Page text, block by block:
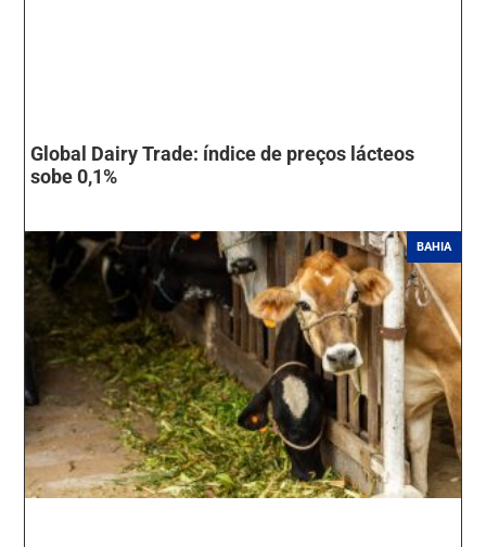
Global Dairy Trade: índice de preços lácteos
sobe 0,1%
BAHIA